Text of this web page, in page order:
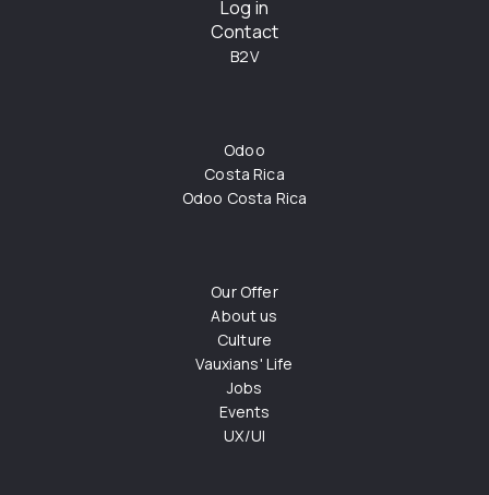
Log in
Contact
B2V
Odoo
Costa Rica
Odoo Costa Rica
Our Offer
About us
Culture
Vauxians' Life
Jobs
Events
UX/UI